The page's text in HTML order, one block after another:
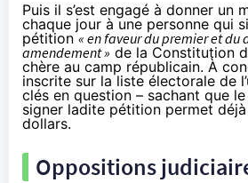
Puis il s’est engagé à donner un
chaque jour à une personne qui
pétition« en faveur du premier et du
amendement » de la Constitution
chère au camp républicain. À
inscrite sur la liste électorale de
clés en question – sachant que
signer ladite pétition permet
dollars.
Oppositions